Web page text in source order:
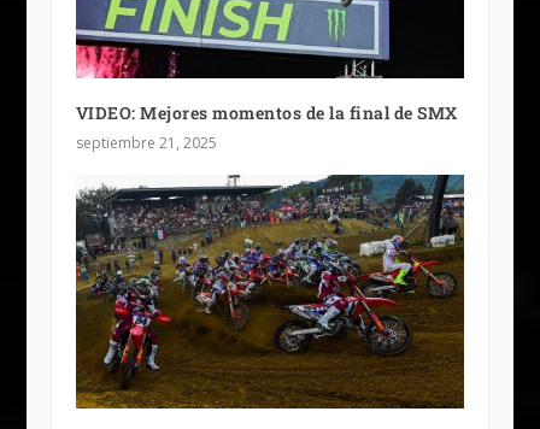
VIDEO: Mejores momentos de la final de SMX
septiembre 21, 2025